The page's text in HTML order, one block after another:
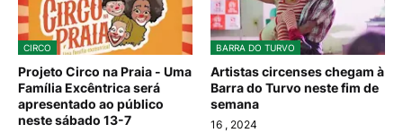
CIRCO
Projeto Circo na Praia - Uma
Família Excêntrica será
apresentado ao público
neste sábado 13-7
BARRA DO TURVO
Artistas circenses chegam à
Barra do Turvo neste fim de
semana
16 , 2024